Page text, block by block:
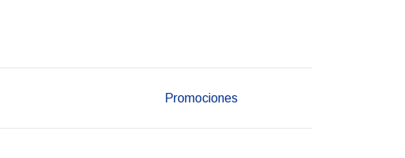
Promociones